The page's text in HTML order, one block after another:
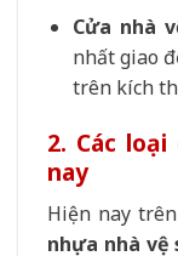
Cửa nhà
nhất giao
trên kích
2. Các
nay
Hiện nay
nhựa nhà vệ